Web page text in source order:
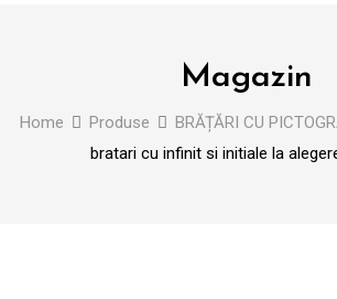
Magazin
Home Produse BRĂȚĂRI CU
bratari cu infinit si initiale la